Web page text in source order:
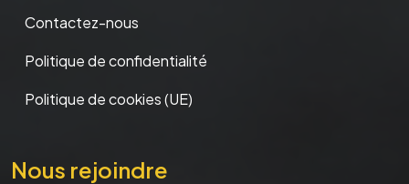
Contactez-nous
Politique de confidentialité
Politique de cookies (UE)
Nous rejoindre